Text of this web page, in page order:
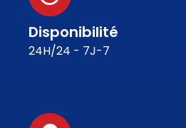
Disponibilité
24H/24 - 7J-7